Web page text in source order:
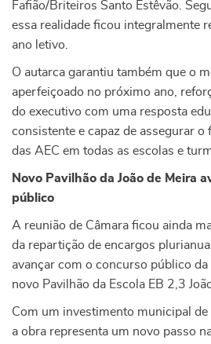
Fafião/Briteiros Santo Estêvão.
essa realidade ficou integralmente
ano letivo.
O autarca garantiu também que o
aperfeiçoado no próximo ano,
do executivo com uma resposta
consistente e capaz de assegurar
das AEC em todas as escolas e
Novo Pavilhão da João de Meira
público
A reunião de Câmara ficou ainda
da repartição de encargos
avançar com o concurso público
novo Pavilhão da Escola EB 2,3
Com um investimento municipal de
a obra representa um novo passo